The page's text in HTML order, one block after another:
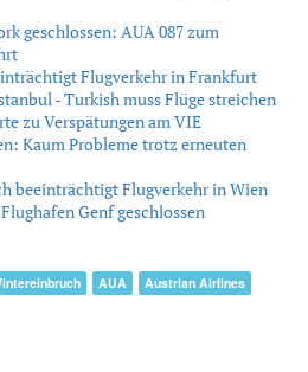
geschlossen: AUA 087 zum
Flugverkehr in Frankfurt
- Turkish muss Flüge streichen
zu Verspätungen am VIE
Kaum Probleme trotz erneuten
beeinträchtigt Flugverkehr in Wien
Genf geschlossen
AUA Austrian Airlines